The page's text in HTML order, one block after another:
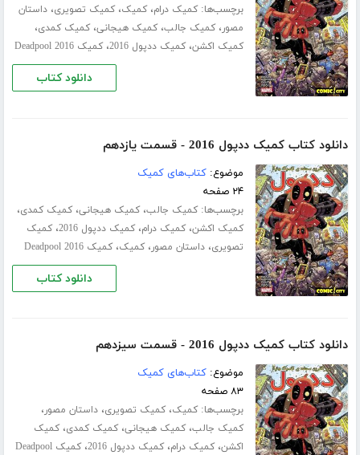
برچسب‌ها:کمیک درام،کمیک،کمیک تصویری،داستان
مصور،کمیک جالب،کمیک هیجانی،کمیک کمدی،
کمیک اکشن،کمیک ددپول 2016 ،کمیک Deadpool 2016
دانلود کتاب
دانلود کتاب کمیک ددپول 2016 - قسمت یازدهم
موضوع:کتاب‌های کمیک
۲۴ صفحه
برچسب‌ها:کمیک جالب،کمیک هیجانی،کمیک کمدی،
کمیک اکشن،کمیک درام،کمیک ددپول 2016 ،کمیک
تصویری،داستان مصور،کمیک،کمیک Deadpool 2016
دانلود کتاب
دانلود کتاب کمیک ددپول 2016 - قسمت سیزدهم
موضوع:کتاب‌های کمیک
۸۳ صفحه
برچسب‌ها:کمیک،کمیک تصویری،داستان مصور،
کمیک جالب،کمیک هیجانی،کمیک کمدی،کمیک
اکشن،کمیک درام،کمیک ددپول 2016 ،
کمیک Deadpool